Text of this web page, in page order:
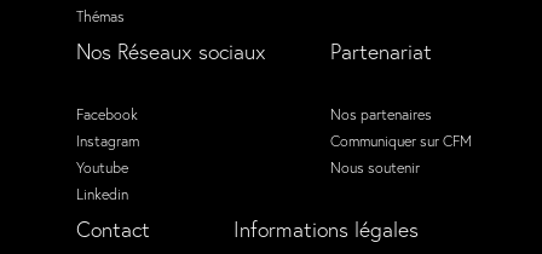
Thémas
Nos Réseaux sociaux
Facebook
Instagram
Youtube
Linkedin
Partenariat
Nos partenaires
Communiquer sur CFM
Nous soutenir
Contact Informations légales